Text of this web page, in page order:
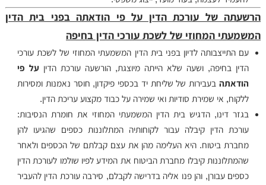
הרשעתה של עורכת הדין על פי הודאתה בפני בית הדין
המשמעתי המחוזי של לשכת עורכי הדין בחיפה
עם התייצבותה לדיון בפני בית הדין המשמעתי המחוזי של לשכת עורכי
הדין בחיפה, ושעה שלא הייתה מיוצגת, הורשעה עורכת הדיןעל פי
הודאתהבעבירות של שליחת יד בכספי פיקדון, חוסר נאמנות ומסירות
ללקוח, אי שמירת סודיות ואי שמירה על כבוד מקצוע עריכת הדין.
בגזר דינו, הדגיש בית הדין המשמעתי המחוזי את חומרת הנסיבות:
עורכת הדין קיבלה עבור לקוחותיה המתלוננות כספים שהגיעו להן
מחברת ביטוח. היא העלימה מהן את עצם קבלתם של הכספים ולאחר
שהמתלוננות קיבלו מחברת הביטוח את המידע לפיו שולמו לעורכת הדין
כספים עבורן, והן פנו אליה בדרישה לקבלם, סירבה עורכת הדין להעביר